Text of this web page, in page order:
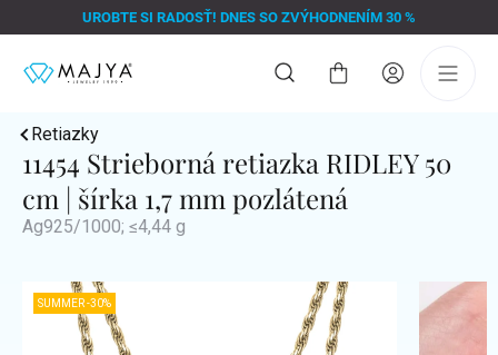
na
UROBTE SI RADOSŤ! DNES SO ZVÝHODNENÍM 30 %
Nákupný
Retiazky
11454 Strieborná retiazka RIDLEY 50
cm | šírka 1,7 mm pozlátená
Ag925/1000; ≤4,44 g
SUMMER -30%